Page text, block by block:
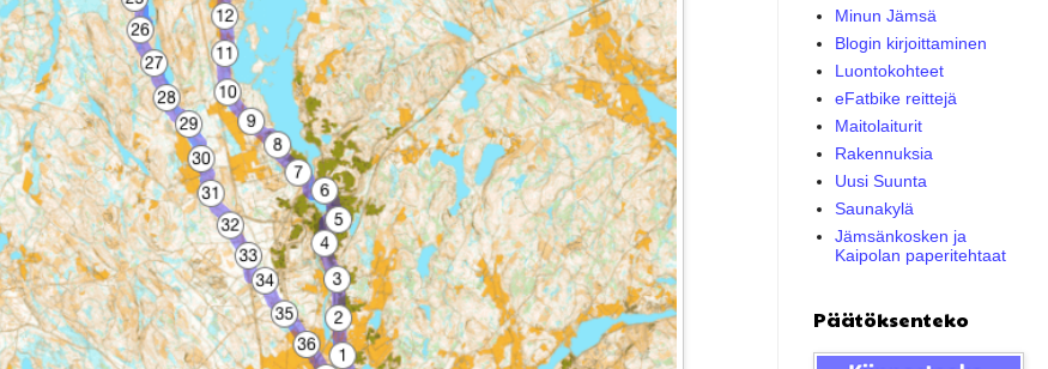
Minun Jämsä
Blogin kirjoittaminen
Luontokohteet
eFatbike reittejä
Maitolaiturit
Rakennuksia
Uusi Suunta
Saunakylä
Jämsänkosken ja
Kaipolan paperitehtaat
Päätöksenteko